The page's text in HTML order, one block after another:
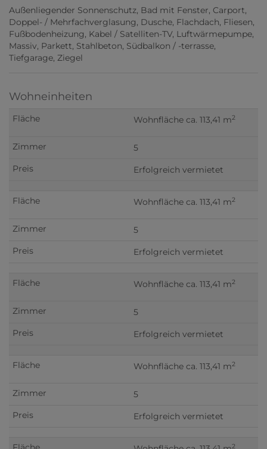
Außenliegender Sonnenschutz Bad mit Fenster Carport
Doppel- / Mehrfachverglasung Dusche Flachdach Fliesen
Fußbodenheizung Kabel / Satelliten-TV Luftwärmepumpe
Massiv Parkett Stahlbeton Südbalkon / -terrasse
Tiefgarage Ziegel
Wohneinheiten
Wohnfläche ca. 113,41 m2
5
Erfolgreich vermietet
Wohnfläche ca. 113,41 m2
5
Erfolgreich vermietet
Wohnfläche ca. 113,41 m2
5
Erfolgreich vermietet
Wohnfläche ca. 113,41 m2
5
Erfolgreich vermietet
2